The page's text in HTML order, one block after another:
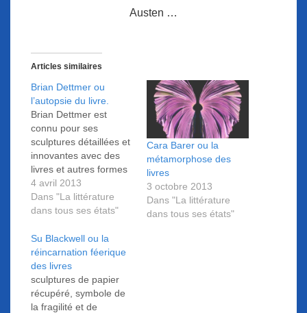
Austen …
Articles similaires
Brian Dettmer ou
l’autopsie du livre.
Brian Dettmer est
connu pour ses
sculptures détaillées et
innovantes avec des
livres et autres formes
de médias obsolètes.
iPagination vous
propose de découvrir
ainsi que le sens de sa
démarche...
4 avril 2013
Dans "La littérature
dans tous ses états"
Cara Barer ou la
métamorphose des
livres
3 octobre 2013
Dans "La littérature
dans tous ses états"
Su Blackwell ou la
réincarnation féerique
des livres
sculptures de papier
récupéré, symbole de
la fragilité et de